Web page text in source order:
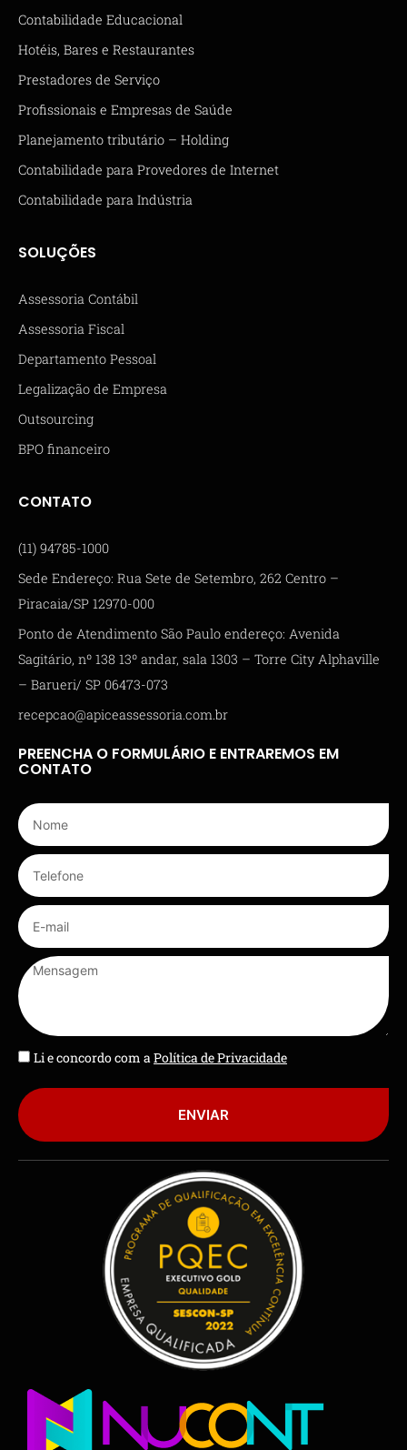
Contabilidade Educacional
Hotéis, Bares e Restaurantes
Prestadores de Serviço
Profissionais e Empresas de Saúde
Planejamento tributário – Holding
Contabilidade para Provedores de Internet
Contabilidade para Indústria
SOLUÇÕES
Assessoria Contábil
Assessoria Fiscal
Departamento Pessoal
Legalização de Empresa
Outsourcing
BPO financeiro
CONTATO
(11) 94785-1000
Sede Endereço: Rua Sete de Setembro, 262 Centro –
Piracaia/SP 12970-000
Ponto de Atendimento São Paulo endereço: Avenida
Sagitário, nº 138 13º andar, sala 1303 – Torre City Alphaville
– Barueri/ SP 06473-073
recepcao@apiceassessoria.com.br
PREENCHA O FORMULÁRIO E ENTRAREMOS EM
CONTATO
Li e concordo com aPolítica de Privacidade
ENVIAR